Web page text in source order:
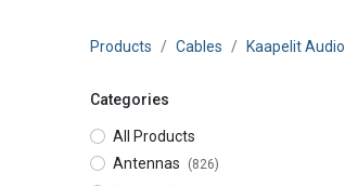
Products Cables Kaapelit Audio
Categories
All Products
Antennas
(826)